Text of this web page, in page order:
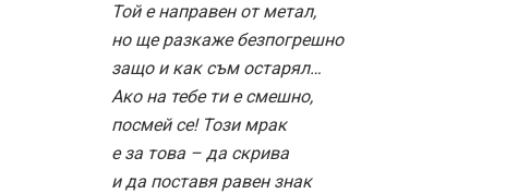
Той е направен от метал,
но ще разкаже безпогрешно
защо и как съм остарял…
Ако на тебе ти е смешно,
посмей се! Този мрак
е за това – да скрива
и да поставя равен знак